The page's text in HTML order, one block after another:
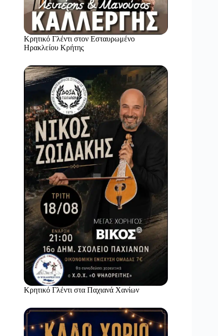
Κρητικό Γλέντι στον Εσταυρωμένο
Ηρακλείου Κρήτης
Κρητικό Γλέντι στα Παχιανά Χανίων